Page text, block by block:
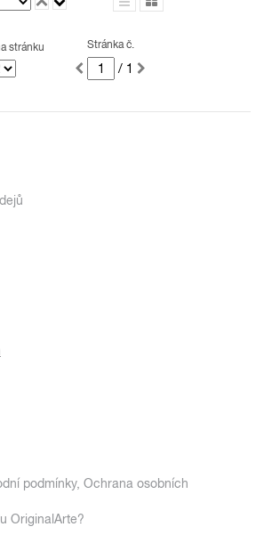
stránku Stránka č.
/ 1
podmínky, Ochrana osobních
OriginalArte?